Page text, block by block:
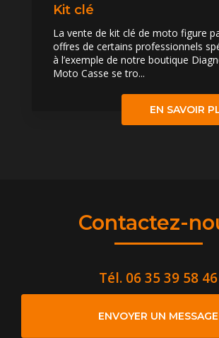
Kit clé
La vente de kit clé de moto figure
offres de certains professionnels
à l’exemple de notre boutique
Moto Casse se tro...
EN SAVOIR
Contactez-
Tél. 06 35 39 58 46
ENVOYER UN MESSAGE